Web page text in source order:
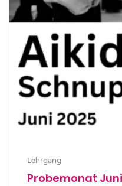
Lehrgang
Probemonat